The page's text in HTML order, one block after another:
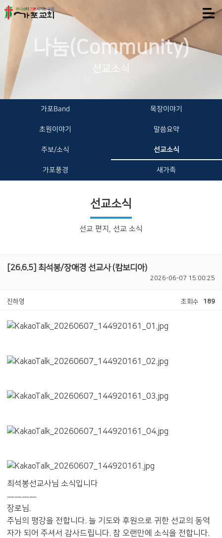
나눔(Community)
선교소식
가포Band 목장이야기
초원이야기 말씀요약
주보/소식 선교소식
가포풍경 새가족
선교소식
선교 편지, 선교 소식
[26.6.5] 최석봉/장애경 선교사 (캄보디아)
2026-06-07 15:00:25
진하영 조회수 189
최석봉선교사님 소식입니다
ㅡㅡㅡㅡ
장로님.
주님의 평강을 전합니다. 늘 기도와 후원으로 귀한 선교의 동역
자가 되어 주셔서 감사드립니다. 참 오랜만에 소식을 전합니다.